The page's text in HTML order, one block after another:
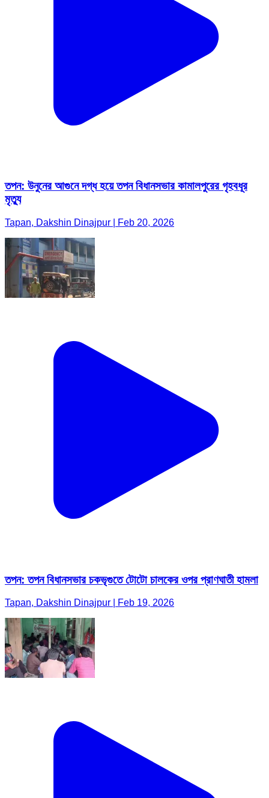
তপন: উনুনের আগুনে দগ্ধ হয়ে তপন বিধানসভার কামালপুরের গৃহবধূর
মৃত্যু
Tapan, Dakshin Dinajpur | Feb 20, 2026
তপন: তপন বিধানসভার চকভৃগুতে টোটো চালকের ওপর প্রাণঘাতী হামলা
Tapan, Dakshin Dinajpur | Feb 19, 2026